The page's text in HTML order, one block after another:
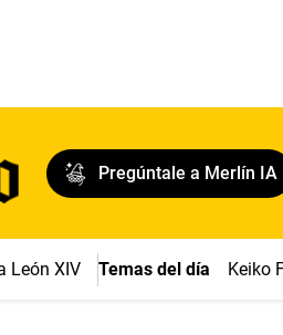
Pregúntale a Merlín IA
León XIV Temas del día Keiko